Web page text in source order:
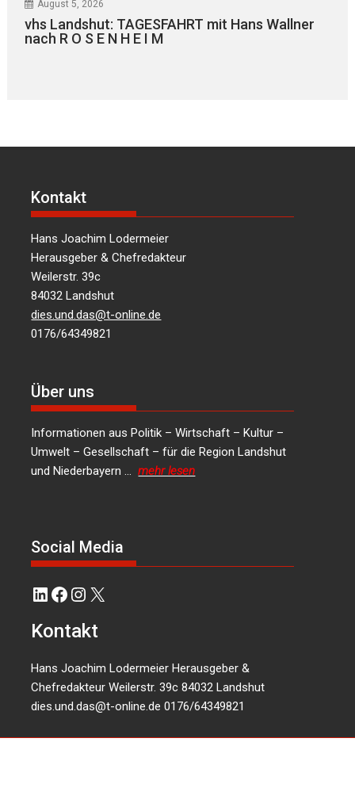
August 5, 2026
vhs Landshut: TAGESFAHRT mit Hans Wallner
nach R O S E N H E I M
Kontakt
Hans Joachim Lodermeier
Herausgeber & Chefredakteur
Weilerstr. 39c
84032 Landshut
dies.und.das@t-online.de
0176/64349821
Über uns
Informationen aus Politik – Wirtschaft – Kultur –
Umwelt – Gesellschaft – für die Region Landshut
und Niederbayern …mehr lesen
Social Media
LinkedIn
Facebook
Instagram
X
Kontakt
Hans Joachim Lodermeier Herausgeber &
Chefredakteur Weilerstr. 39c 84032 Landshut
dies.und.das@t-online.de 0176/64349821